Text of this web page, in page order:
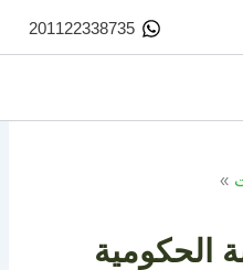
201122338735
الحكومية